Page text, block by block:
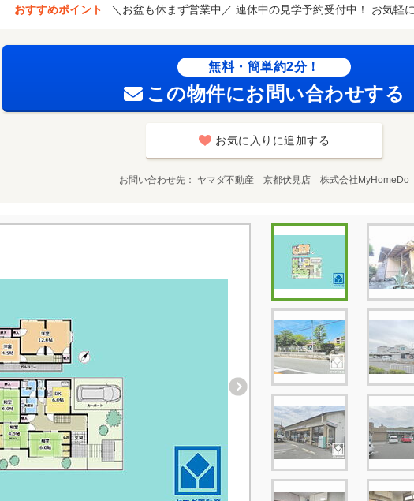
おすすめポイント ＼お盆も休まず営業中／ 連休中の見学予約受付中！ お気軽
無料・簡単約2分！
この物件にお問い合わせする
お気に入りに追加する
お問い合わせ先 ヤマダ不動産 京都伏見店 株式会社MyHomeDo